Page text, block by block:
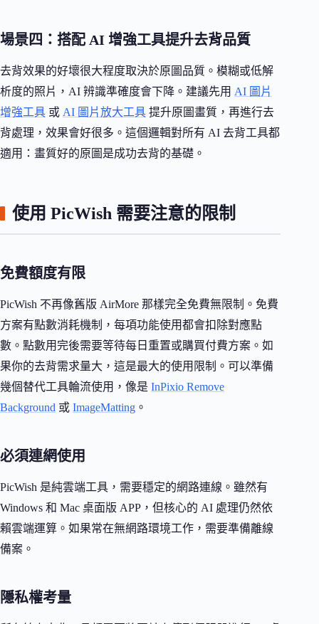
場景四：搭配 AI 增強工具提升去背品質
去背效果的好壞很大程度取決於原圖品質。模糊或低解
析度的照片，AI 辨識準確度會下降。建議先用 AI 圖片
增強工具 或 AI 圖片放大工具 提升原圖畫質，再進行去
背處理，效果會好很多。這個邏輯對所有 AI 去背工具都
適用：畫質好的原圖是成功去背的基礎。
使用 PicWish 需要注意的限制
免費額度有限
PicWish 不再像舊版 AirMore 那樣完全免費無限制。免費
方案有點數消耗機制，每項功能使用都會扣除對應點
數。點數用完後需要等待每日重置或購買付費方案。如
果你的去背需求量大，這是最大的使用限制。可以準備
幾個替代工具輪流使用，像是 InPixio Remove
Background 或 ImageMatting 。
必須連網使用
PicWish 是純雲端工具，需要穩定的網路連線。雖然有
Windows 和 Mac 桌面版 APP，但核心的 AI 處理仍然依
賴雲端運算。如果常在無網路環境工作，需要準備離線
備案。
隱私權考量